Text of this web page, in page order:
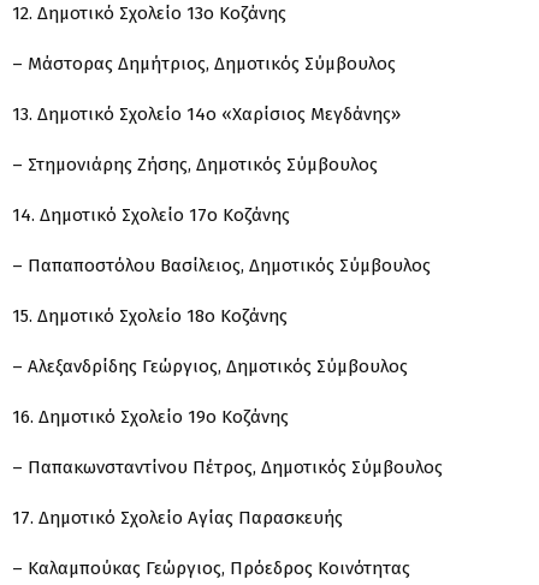
12. Δημοτικό Σχολείο 13ο Κοζάνης
– Μάστορας Δημήτριος, Δημοτικός Σύμβουλος
13. Δημοτικό Σχολείο 14ο «Χαρίσιος Μεγδάνης»
– Στημονιάρης Ζήσης, Δημοτικός Σύμβουλος
14. Δημοτικό Σχολείο 17ο Κοζάνης
– Παπαποστόλου Βασίλειος, Δημοτικός Σύμβουλος
15. Δημοτικό Σχολείο 18ο Κοζάνης
– Αλεξανδρίδης Γεώργιος, Δημοτικός Σύμβουλος
16. Δημοτικό Σχολείο 19ο Κοζάνης
– Παπακωνσταντίνου Πέτρος, Δημοτικός Σύμβουλος
17. Δημοτικό Σχολείο Αγίας Παρασκευής
– Καλαμπούκας Γεώργιος, Πρόεδρος Κοινότητας